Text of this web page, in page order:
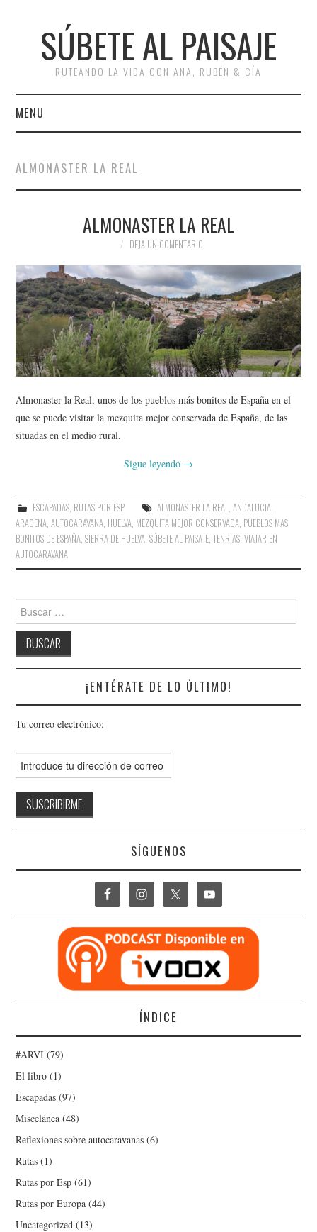
SÚBETE AL PAISAJE
RUTEANDO LA VIDA CON ANA, RUBÉN & CÍA
MENU
RUTAS
ESCAPADAS
#ARVI
AMIGOS
CONTACTO
ALMONASTER LA REAL
ALMONASTER LA REAL
DEJA UN COMENTARIO
Almonaster la Real, unos de los pueblos más bonitos de España en el
que se puede visitar la mezquita mejor conservada de España, de las
situadas en el medio rural.
Sigue leyendo →
ESCAPADAS, RUTAS POR ESP ALMONASTER LA REAL, ANDALUCIA,
ARACENA,AUTOCARAVANA, HUELVA, MEZQUITA MEJOR CONSERVADA, PUEBLOS MAS
BONITOS DE ESPAÑA,SIERRA DE HUELVA,SÚBETE AL PAISAJE,TENRIAS,VIAJAR EN
AUTOCARAVANA
¡ENTÉRATE DE LO ÚLTIMO!
Tu correo electrónico:
SÍGUENOS
ÍNDICE
#ARVI (79)
El libro (1)
Escapadas (97)
Miscelánea (48)
Reflexiones sobre autocaravanas (6)
Rutas (1)
Rutas por Esp (61)
Rutas por Europa (44)
Uncategorized (13)